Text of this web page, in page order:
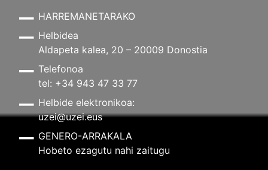
HARREMANETARAKO
Helbidea
Aldapeta kalea, 20 – 20009 Donostia
Telefonoa
tel: +34 943 47 33 77
Helbide elektronikoa:
uzei@uzei.eus
GENERO-ARRAKALA
Hobeto ezagutu nahi zaitugu